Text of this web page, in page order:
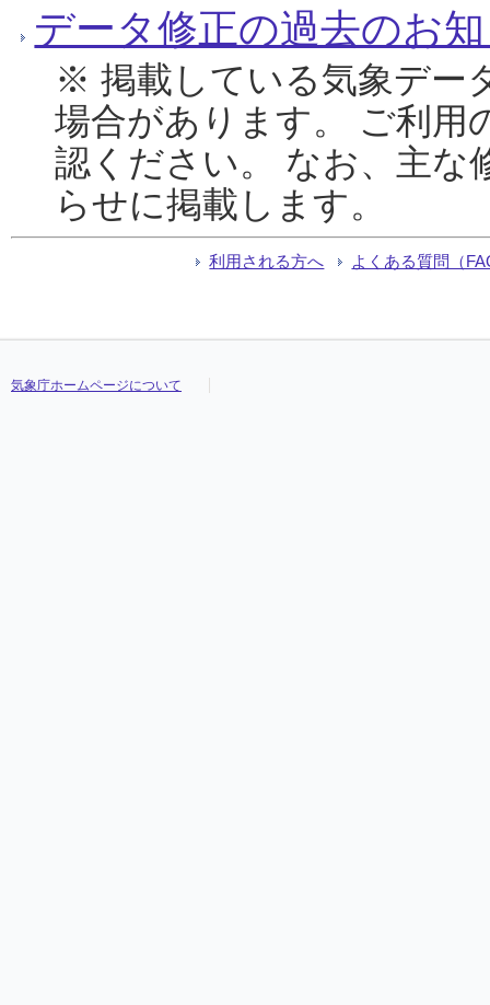
データ修正の過去のお
※ 掲載している気象デー
場合があります。 ご利用
認ください。 なお、主な
らせに掲載します。
利用される方へ よくある質問（
気象庁ホームページについて